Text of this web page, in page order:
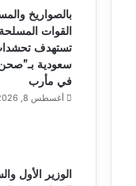
بالصواريخ
القوات المسلحة
تستهدف
سعودية
في مأرب
أغسطس 8, 2026
الوزير الأول